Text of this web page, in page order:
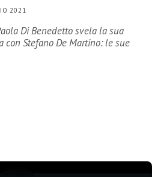
2021
Di Benedetto svela la sua
Stefano De Martino: le sue